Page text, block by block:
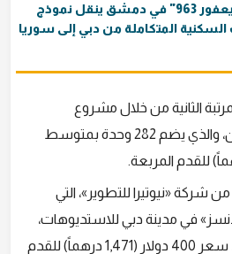
مشروع "يعفور 963" في دمشق ينقل نموذج
المتكاملة من دبي إلى سوريا
الثانية من خلال مشروع
«إنشانتيه» في منطقة أرجان، والذي يضم 282 وحدة بمتوسط
شركة «نيوتيرا للتطوير»، التي
في مدينة دبي للاستديوهات،
ويضم 272 وحدة بمتوسط سعر 400 دولار (1,471 درهماً) للقدم